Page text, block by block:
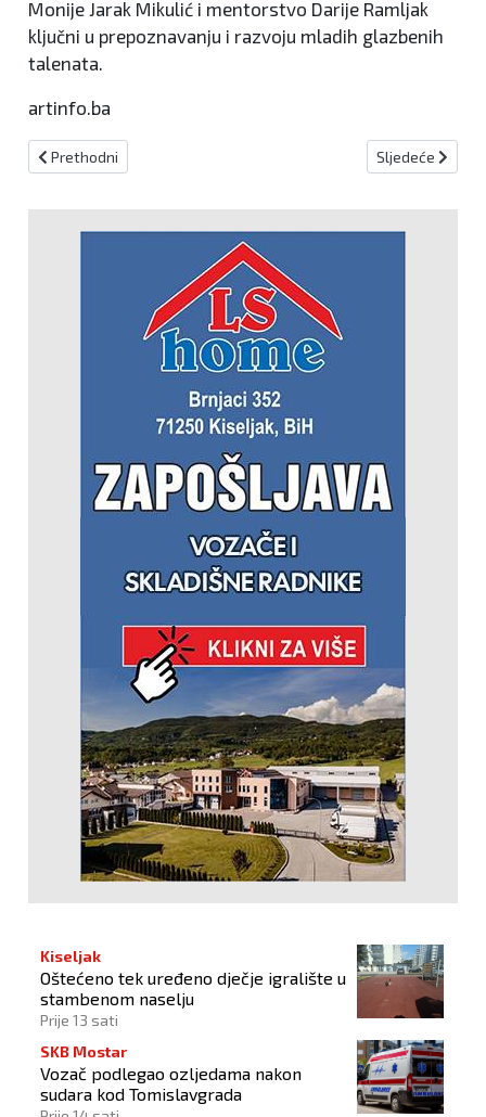
Monije Jarak Mikulić i mentorstvo Darije Ramljak
ključni u prepoznavanju i razvoju mladih glazbenih
talenata.
artinfo.ba
Prethodni članak: Festival Vinske ceste Hercegovine: 'Kvalitetu
Prethodni Sljedeći
Sljedeće
Kiseljak
Oštećeno tek uređeno dječje igralište u
stambenom naselju
Prije 13 sati
SKB Mostar
Vozač podlegao ozljedama nakon
sudara kod Tomislavgrada